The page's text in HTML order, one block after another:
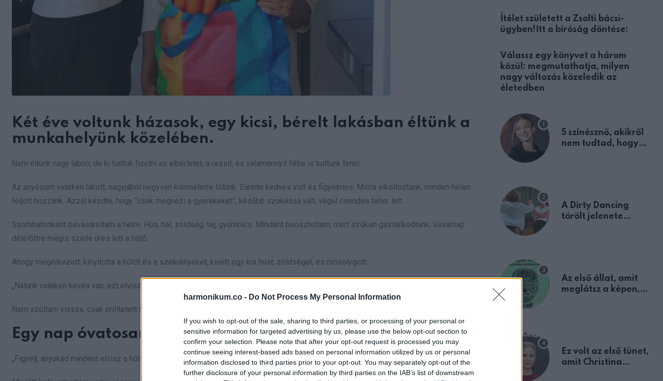
harmonikum.co - Do Not Process My Personal Information
If you wish to opt-out of the sale, sharing to third parties, or processing of your personal or
sensitive information for targeted advertising by us, please use the below opt-out section to
confirm your selection. Please note that after your opt-out request is processed you may
continue seeing interest-based ads based on personal information utilized by us or personal
information disclosed to third parties prior to your opt-out. You may separately opt-out of the
further disclosure of your personal information by third parties on the IAB’s list of downstream
Két éve voltunk házasok, egy kicsi, bérelt lakásban éltünk a
munkahelyünk közelében.
Nem éltünk nagy lábon, de ki tudtuk fizetni az albérletet, a rezsit, és valamennyit félre is tudtunk tenni.
Az anyósom vidéken lakott, nagyjából negyven kilométerre tőlünk. Eleinte kedves volt és figyelmes. Mióta elköltöztünk, minden héten
feljött hozzánk. Azzal kezdte, hogy “csak megnézi a gyerekeket”, később szokássá vált, végül csendes teher lett.
Szombatonként bevásároltam a hétre. Hús, hal, zöldség, tej, gyümölcs. Mindent beosztottam, mert szűken gazdálkodtunk. Vasárnap
délelőttre mégis szinte üres lett a hűtő.
Ahogy megérkezett, kinyitotta a hűtőt és a szekrényeket, kivett egy kis húst, zöldséget, és mosolygott:
„Nálunk vidéken kevés van, ezt elviszem. Ti jól éltek, nem fog hiányozni.”
Nem szóltam vissza, csak erőltetett mosolyt adtam. Hetente ugyanaz történt. A hét közepére már zacskós levest ettem.
Egy nap óvatosan megkértem a férjemet,
„Figyelj, anyukád mindent elvisz a hűtőből… ez rosszul esik. Számolnom kell minden forinttal.”
Ítélet született a Zsolti bácsi-
ügyben!Itt a bíróság döntése:
Válassz egy könyvet a három
közül: megmutathatja, milyen
nagy változás közeledik az
életedben
5 színésznő, akikről
nem tudtad, hogy
A Dirty Dancing
törölt jelenete
Az első állat, amit
meglátsz a képen,
Ez volt az első tünet,
amit Christina